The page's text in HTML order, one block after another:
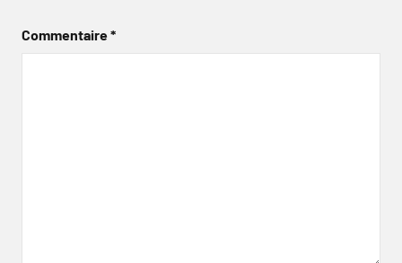
Commentaire*